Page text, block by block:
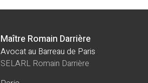
Maître Romain Darrière
Avocat au Barreau de Paris
SELARL Romain Darrière